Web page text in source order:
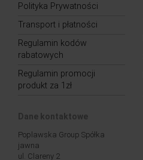
Polityka Prywatności
Transport i płatności
Regulamin kodów
rabatowych
Regulamin promocji
produkt za 1zł
Dane kontaktowe
Poplawska Group Spółka
jawna
ul. Clareny 2